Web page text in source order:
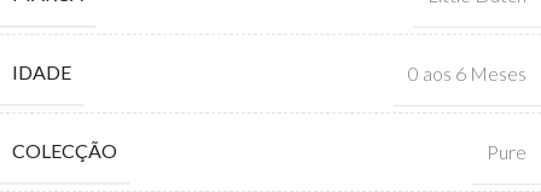
IDADE 0 aos 6 Meses
COLECÇÃO Pure